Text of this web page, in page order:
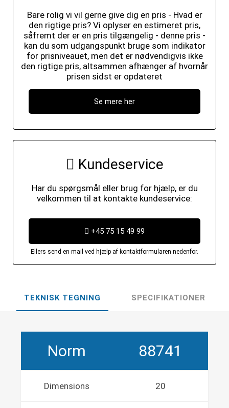
Bare rolig vi vil gerne give dig en pris - Hvad er
den rigtige pris? Vi oplyser en estimeret pris,
såfremt der er en pris tilgængelig - denne pris -
kan du som udgangspunkt bruge som indikator
for prisniveauet, men det er nødvendigvis ikke
den rigtige pris, altsammen afhænger af hvornår
prisen sidst er opdateret
Se mere her
Kundeservice
Har du spørgsmål eller brug for hjælp, er du
velkommen til at kontakte kundeservice:
+45 75 15 49 99
Ellers send en mail ved hjælp af kontaktformularen nedenfor.
TEKNISK TEGNING SPECIFIKATIONER
Norm 88741
Dimensions 20